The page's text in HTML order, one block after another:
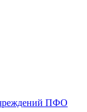
ПФО